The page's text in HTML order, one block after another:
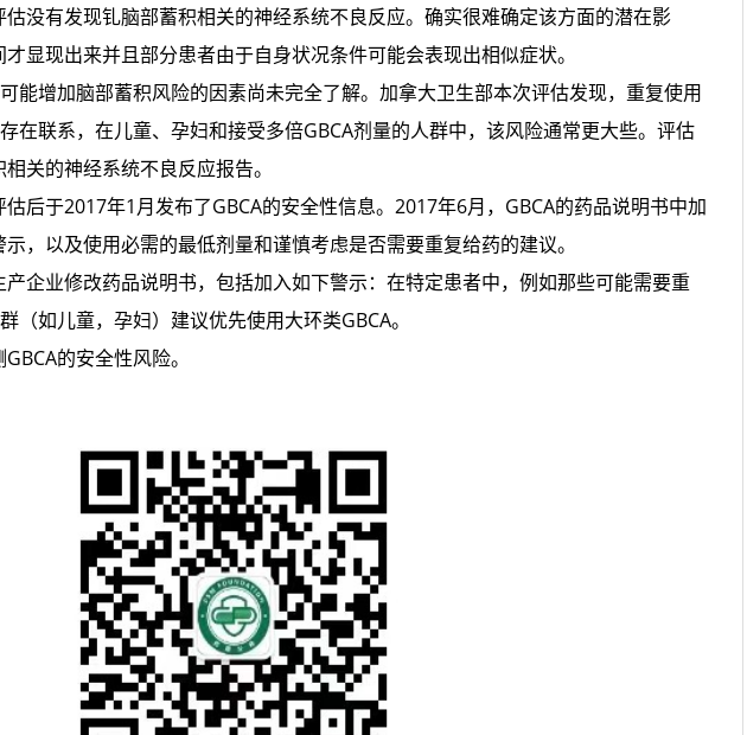
有发现钆脑部蓄积相关的神经系统不良反应。确实很难确定该方面的潜在影
显现出来并且部分患者由于自身状况条件可能会表现出相似症状。
增加脑部蓄积风险的因素尚未完全了解。加拿大卫生部本次评估发现，重复使用
在联系，在儿童、孕妇和接受多倍GBCA剂量的人群中，该风险通常更大些。评估
关的神经系统不良反应报告。
于2017年1月发布了GBCA的安全性信息。2017年6月，GBCA的药品说明书中加
，以及使用必需的最低剂量和谨慎考虑是否需要重复给药的建议。
业修改药品说明书，包括加入如下警示：在特定患者中，例如那些可能需要重
（如儿童，孕妇）建议优先使用大环类GBCA。
的安全性风险。